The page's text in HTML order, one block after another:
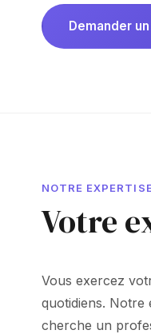
Demander
NOTRE EXPERTISE
Votre
Vous exercez
quotidiens. Notre
cherche un